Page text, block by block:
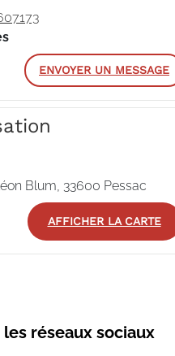
ENVOYER UN MESSAGE
Blum, 33600 Pessac
AFFICHER LA CARTE
réseaux sociaux